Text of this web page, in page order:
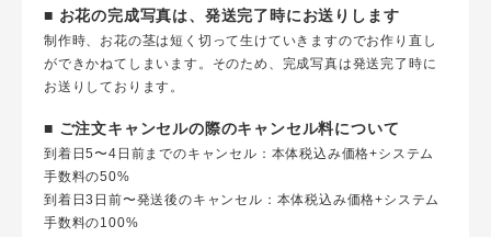
■ お花の完成写真は、発送完了時にお送りします
制作時、お花の茎は短く切って生けていきますのでお作り直し
ができかねてしまいます。そのため、完成写真は発送完了時に
お送りしております。
■ ご注文キャンセルの際のキャンセル料について
到着日5〜4日前までのキャンセル：本体税込み価格+システム
手数料の50%
到着日3日前〜発送後のキャンセル：本体税込み価格+システム
手数料の100%